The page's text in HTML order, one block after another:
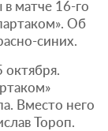
в матче 16-го
Об
синих.
Вместо него
Тороп.